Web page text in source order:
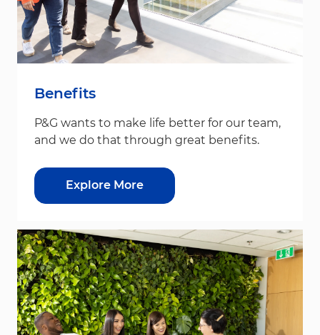
Benefits
P&G wants to make life better for our team,
and we do that through great benefits.
Explore More